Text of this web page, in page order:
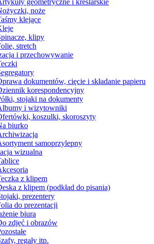
geometryczne i kreślarskie
noże
klejące
klipy
stretch
i przechowywanie
dokumentów, cięcie i składanie papieru
korespondencyjny
stojaki na dokumenty
i wizytowniki
koszulki, skoroszyty
biurko
samoprzylepny
wizualna
z klipem
z klipem (podkład do pisania)
prezentery
do prezentacji
biura
zdjęć i obrazów
regały itp.